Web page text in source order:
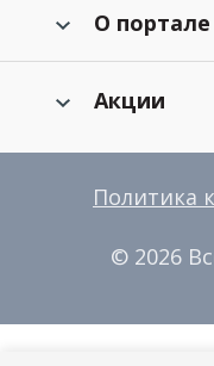
О портале
Акции
Политика
© 2026